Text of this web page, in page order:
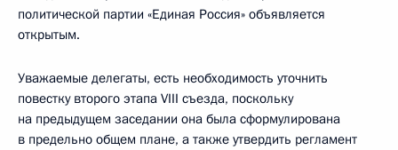
политической партии «Единая Россия» объявляется
открытым.
Уважаемые делегаты, есть необходимость уточнить
повестку второго этапа VIII съезда, поскольку
на предыдущем заседании она была сформулирована
в предельно общем плане, а также утвердить регламент